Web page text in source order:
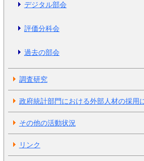
デジタル部会
評価分科会
過去の部会
調査研究
政府統計部門における外部人材の採用
その他の活動状況
リンク